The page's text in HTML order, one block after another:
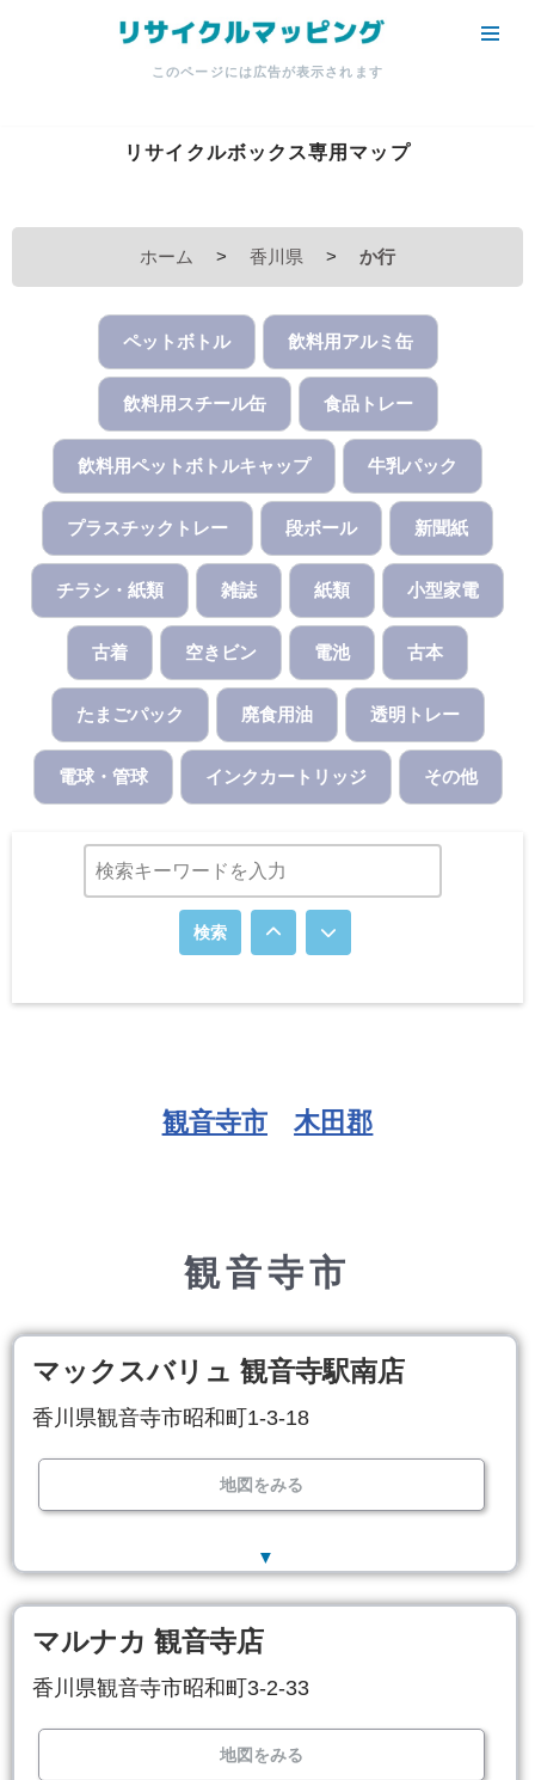
ッ
このページには広告が表示されます
リサイクルボックス専用マップ
ホーム > 香川県 > か行
ペットボトル 飲料用アルミ缶
飲料用スチール缶 食品トレー
飲料用ペットボトルキャップ 牛乳パック
プラスチックトレー 段ボール 新聞紙
チラシ・紙類 雑誌 紙類 小型家電
古着 空きビン 電池 古本
たまごパック 廃食用油 透明トレー
電球・管球 インクカートリッジ その他
検索
観音寺市 木田郡
観音寺市
マックスバリュ 観音寺駅南店
香川県観音寺市昭和町1-3-18
地図をみる
▼
マルナカ 観音寺店
香川県観音寺市昭和町3-2-33
地図をみる